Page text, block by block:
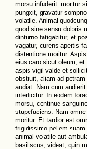
morsu infuderit, moritur
pungxit, gravatur
volatile. Animal
quod sine sensu doloris
dinturno fatigabitur, et
vagatur, curens apertis
distentione moritur.
eius caro sicut oleum, et
aspis vigil valde et
obstruit, aliam ad
audiat. Nam cum
interficitur. In eodem
morsu, continue
stupefaciens. Nam
moritur. Et tardior est
frigidissimo pellem
animal volatile aut
basiliscus, videat, quin